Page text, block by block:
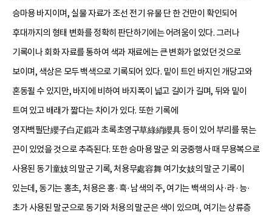
승마용 바지이며, 실물 자료가 조선 전기 유물 단 한 건만이 확인되어
후대까지의 형태 변화를 정확히 판단하기에는 어려움이 있다. 그러나
기록이나 회화 자료를 통하여 색과 재료에는 큰 변화가 없었던 것으로
보이며, 색상은 모두 백색으로 기록되어 있다. 밑이 트인 바지인 개당고와
혼동될 수 있지만, 바지에 비하여 바지폭이 넓고 길이가 길며, 뒤와 밑이
트여 있고 배래가 짧다는 차이가 있다. 또한 기록에
영자백필단纓子白疋鍛과 초록초영구草綠綃纓具 등이 있어 부리를 묶는
끈이 있었을 것으로 추측된다. 또한 승마용 말군 외 궁중행사 때 무용복으로
사용된 동기童妓의 말군 기록, 처용무處容舞 여기女妓의 말군 기록이
있는데, 동기는 홍초, 처용은 홍·흑·남색의 주, 여기는 백색의 사·라·능·
초가 사용된 말군으로 동기와 처용의 말군은 색이 있으며, 여기는 상류층